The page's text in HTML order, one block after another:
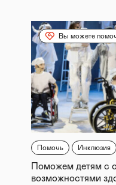
Вы можете
Помочь Инклюзия
Поможем детям с
возможностями